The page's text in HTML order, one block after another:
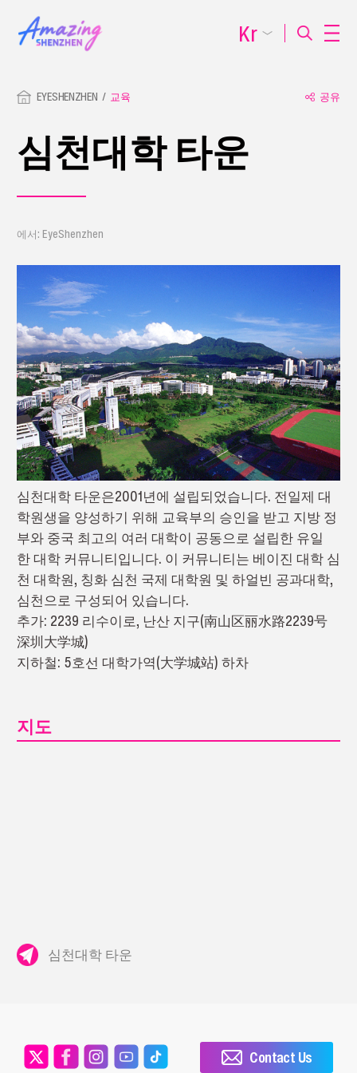
EYESHENZHEN 교육 공유
심천대학 타운
에서: EyeShenzhen
심천대학 타운은2001년에 설립되었습니다. 전일제 대
학원생을 양성하기 위해 교육부의 승인을 받고 지방 정
부와 중국 최고의 여러 대학이 공동으로 설립한 유일
한 대학 커뮤니티입니다. 이 커뮤니티는 베이진 대학 심
천 대학원, 칭화 심천 국제 대학원 및 하얼빈 공과대학,
심천으로 구성되어 있습니다.
추가: 2239 리수이로, 난산 지구(南山区丽水路2239号
深圳大学城)
지하철: 5호선 대학가역(大学城站) 하차
지도
심천대학 타운
Kr
Contact Us